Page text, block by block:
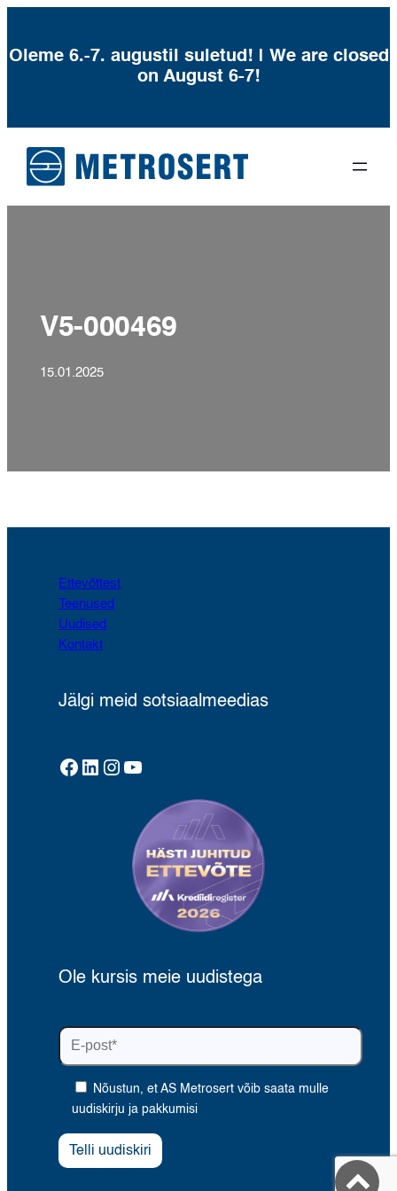
Oleme 6.-7. augustil suletud! | We are closed
on August 6-7!
juurde
V5-000469
15.01.2025
Ettevõttest
Teenused
Uudised
Kontakt
Jälgi meid sotsiaalmeedias
Facebook LinkedIn Instagram YouTube
Ole kursis meie uudistega
Nõustun, et AS Metrosert võib saata mulle
uudiskirju ja pakkumisi